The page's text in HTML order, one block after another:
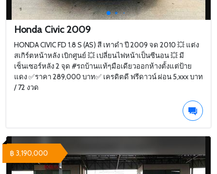
Honda Civic 2009
HONDA CIVIC FD 1.8 S (AS) สี เทาดำ ปี 2009 จด 2010 💥 แต่ง
สเกิร์ตหน้าหลัง เบิกศูนย์ 💥 เปลี่ยนไฟหน้าเป็นซีนอน 💥 มี
เซ็นเซอร์หลัง 2 จุด #รถบ้านแท้ๆมือเดียวออกห้างตั้งแต่ป้าย
แดง ✅ราคา 289,000 บาท✅ เครดิตดี ฟรีดาวน์ ผ่อน 5,xxx บาท
/ 72 งวด
฿ 3,190,000